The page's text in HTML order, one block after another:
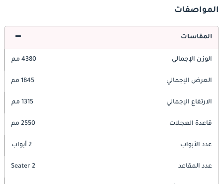
المواصفات
المقاسات
الوزن الإجمالي 4380 مم
العرض الإجمالي 1845 مم
الارتفاع الإجمالي 1315 مم
قاعدة العجلات 2550 مم
عدد الأبواب 2 أبواب
عدد المقاعد 2 Seater